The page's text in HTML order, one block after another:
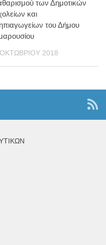
των Δημοτικών
και
του Δήμου
2018